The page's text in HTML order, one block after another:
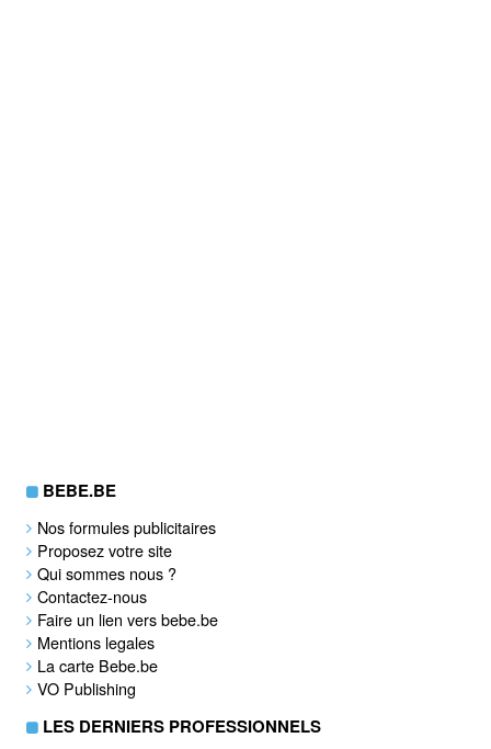
BEBE.BE
Nos formules publicitaires
Proposez votre site
Qui sommes nous ?
Contactez-nous
Faire un lien vers bebe.be
Mentions legales
La carte Bebe.be
VO Publishing
LES DERNIERS PROFESSIONNELS